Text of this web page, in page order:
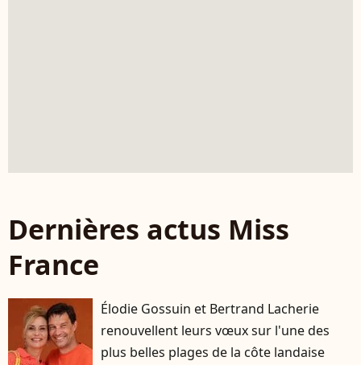
Dernières actus Miss
France
Élodie Gossuin et Bertrand Lacherie
renouvellent leurs vœux sur l'une des
plus belles plages de la côte landaise